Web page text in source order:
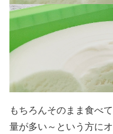
もちろんそのまま食べ
量が多い～という方に